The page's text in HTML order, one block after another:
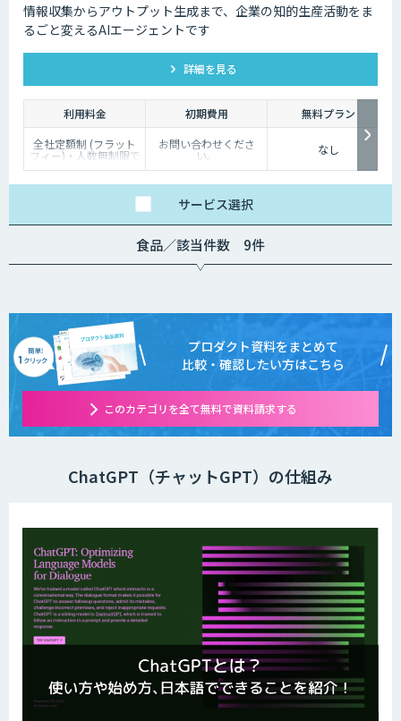
情報収集からアウトプット生成まで、企業の知的生産活動をま
るごと変えるAIエージェントです
詳細を見る
利用料金 初期費用
無料プラン
全社定額制 (フラット
フィー)・人数無制限で
ご利用いただけます。
お問い合わせくださ
い。 なし
サービス選択
食品／該当件数 9件
プロダクト資料をまとめて
比較・確認したい方はこちら
このカテゴリを全て無料で資料請求する
ChatGPT（チャットGPT）の仕組み